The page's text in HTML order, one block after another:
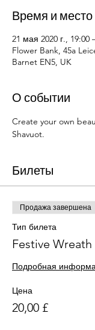
Время и место
21 мая 2020 г., 19:00
Flower Bank, 45a
Barnet EN5, UK
О событии
Create your own
Shavuot.
Билеты
Продажа завершена
Тип билета
Festive
Подробная
Цена
20,00 £